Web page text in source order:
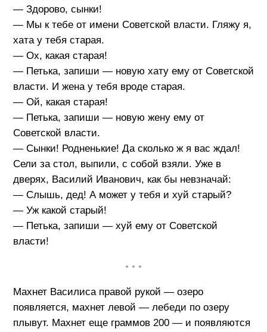
— Здорово, сынки!
— Мы к тебе от имени Советской власти. Гляжу я,
хата у тебя старая.
— Ох, какая старая!
— Петька, запиши — новую хату ему от Советской
власти. И жена у тебя вроде старая.
— Ой, какая старая!
— Петька, запиши — новую жену ему от
Советской власти.
— Сынки! Родненькие! Да сколько ж я вас ждал!
Сели за стол, выпили, с собой взяли. Уже в
дверях, Василий Иванович, как бы невзначай:
— Слышь, дед! А может у тебя и хуй старый?
— Уж какой старый!
— Петька, запиши — хуй ему от Советской
власти!
• • •
Махнет Василиса правой рукой — озеро
появляется, махнет левой — лебеди по озеру
плывут. Махнет еще граммов 200 — и появляются